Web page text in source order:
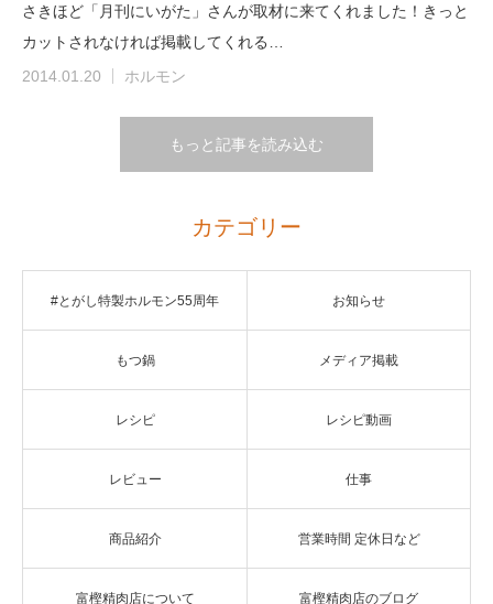
さきほど「月刊にいがた」さんが取材に来てくれました！きっと
カットされなければ掲載してくれる…
2014.01.20
ホルモン
もっと記事を読み込む
カテゴリー
#とがし特製ホルモン55周年 お知らせ
もつ鍋 メディア掲載
レシピ レシピ動画
レビュー 仕事
商品紹介 営業時間 定休日など
富樫精肉店について 富樫精肉店のブログ